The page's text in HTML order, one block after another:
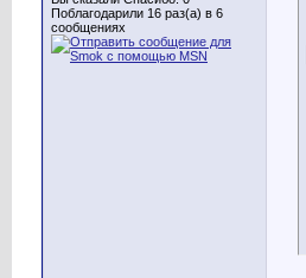
Поблагодарили 16 раз(а) в 6
сообщениях